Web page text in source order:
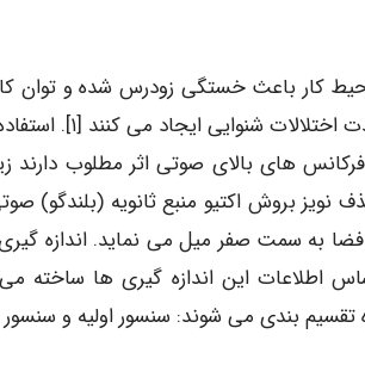
کار باعث خستگی زودرس شده و توان
حدی بیشتر باشد
فرکانس های بالای صوتی اثر مطلوب
بروش اکتیو منبع ثانویه (بلندگو)
به سمت صفر میل می نماید. اندازه
بندی می شوند: سنسور اولیه و سنسور